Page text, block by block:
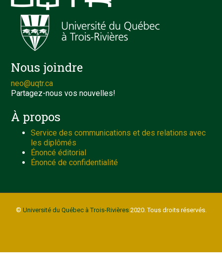
Nous joindre
neo@uqtr.ca
Partagez-nous vos nouvelles!
À propos
Service des communications et des relations avec
les diplômés
Énoncé éditorial
Énoncé de confidentialité
© Université du Québec à Trois-Rivières2020. Tous droits réservés.